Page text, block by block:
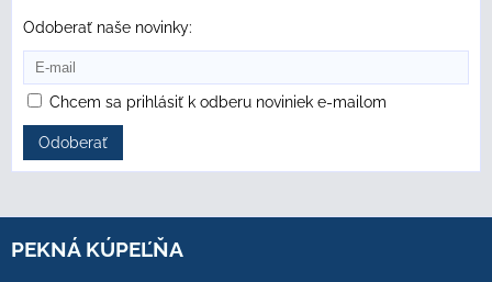
Odoberať naše novinky:
Chcem sa prihlásiť k odberu noviniek e-mailom
Odoberať
PEKNÁ KÚPEĽŇA